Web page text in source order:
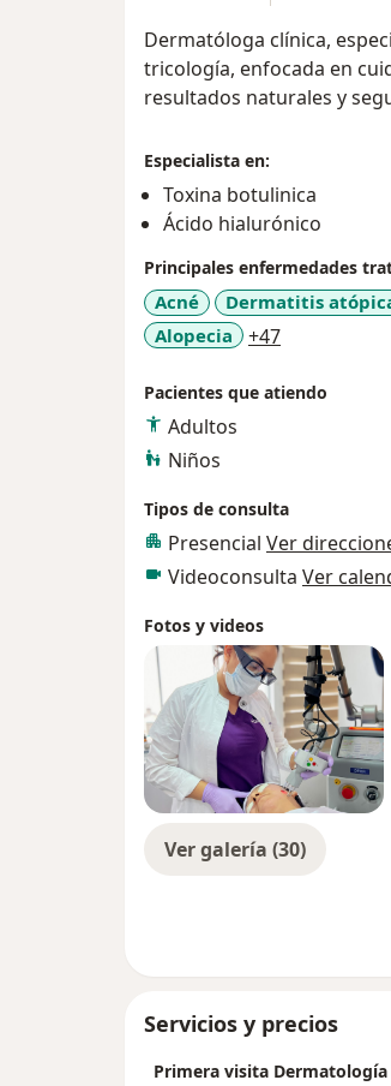
Dermatóloga clínica,
tricología, enfocada en
resultados naturales y
Especialista en:
Toxina botulinica
Ácido hialurónico
Principales enfermedades
Acné Dermatitis
Alopecia
+47
Pacientes que atiendo
Adultos
Niños
Tipos de consulta
Presencial Ver
Videoconsulta Ver
Fotos y videos
Ver galería (30)
Servicios y precios
Primera visita Dermatología